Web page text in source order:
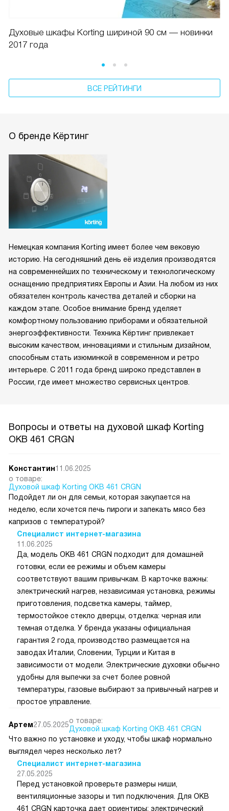
Духовые шкафы Korting шириной 90 см — новинки
2017 года
ВСЕ РЕЙТИНГИ
О бренде Кёртинг
Немецкая компания Korting имеет более чем вековую
историю. На сегодняшний день её изделия производятся
на современнейших по техническому и технологическому
оснащению предприятиях Европы и Азии. На любом из них
обязателен контроль качества деталей и сборки на
каждом этапе. Особое внимание бренд уделяет
комфортному пользованию приборами и обязательной
энергоэффективности. Техника Кёртинг привлекает
высоким качеством, инновациями и стильным дизайном,
способным стать изюминкой в современном и ретро
интерьере. С 2011 года бренд широко представлен в
России, где имеет множество сервисных центров.
Вопросы и ответы на духовой шкаф Korting
OKB 461 CRGN
Константин11.06.2025
о товаре:
Духовой шкаф Korting OKB 461 CRGN
Подойдет ли он для семьи, которая закупается на
неделю, если хочется печь пироги и запекать мясо без
капризов с температурой?
Специалист интернет-магазина
11.06.2025
Да, модель OKB 461 CRGN подходит для домашней
готовки, если ее режимы и объем камеры
соответствуют вашим привычкам. В карточке важны:
электрический нагрев, независимая установка, режимы
приготовления, подсветка камеры, таймер,
термостойкое стекло дверцы, отделка: черная или
темная отделка. У бренда указаны официальная
гарантия 2 года, производство размещается на
заводах Италии, Словении, Турции и Китая в
зависимости от модели. Электрические духовки обычно
удобны для выпечки за счет более ровной
температуры, газовые выбирают за привычный нагрев и
простое управление.
Артем27.05.2025о товаре:
Духовой шкаф Korting OKB 461 CRGN
Что важно по установке и уходу, чтобы шкаф нормально
выглядел через несколько лет?
Специалист интернет-магазина
27.05.2025
Перед установкой проверьте размеры ниши,
вентиляционные зазоры и тип подключения. Для OKB
461 CRGN карточка дает ориентиры: электрический